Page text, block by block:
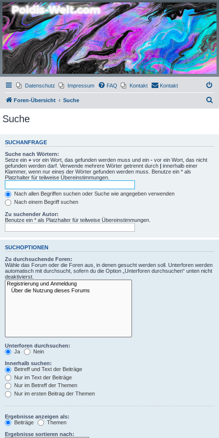
Poldis-Welt.com
Das Forum für Jeans, Sportswear, grosse Grössen und Accessoires
Datenschutz Impressum FAQ Kontakt Kontakt
Foren-Übersicht Suche
e
Suche
SUCHANFRAGE
Suche nach Wörtern:
Setze ein + vor ein Wort, das gefunden werden muss und ein - vor ein Wort, das nicht
gefunden werden darf. Verwende mehrere Wörter getrennt durch
innerhalb einer
Klammer, wenn nur eines der Wörter gefunden werden muss. Benutze ein * als
Platzhalter für teilweise Übereinstimmungen.
Nach allen Begriffen suchen oder Suche wie angegeben verwenden
Nach einem Begriff suchen
Zu suchender Autor:
Benutze ein * als Platzhalter für teilweise Übereinstimmungen.
SUCHOPTIONEN
Zu durchsuchende Foren:
Wähle das Forum oder die Foren aus, in denen gesucht werden soll. Unterforen werden
automatisch mit durchsucht, sofern du die Option „Unterforen durchsuchen“ unten nicht
deaktivierst.
Unterforen durchsuchen:
Ja
Nein
Innerhalb suchen:
Betreff und Text der Beiträge
Nur im Text der Beiträge
Nur im Betreff der Themen
Nur im ersten Beitrag der Themen
Ergebnisse anzeigen als:
Beiträge
Themen
Ergebnisse sortieren nach: